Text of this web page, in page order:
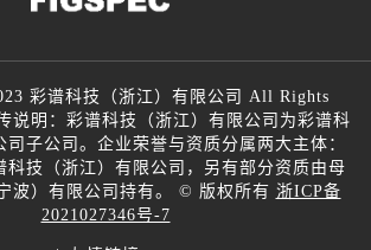
彩谱科技（浙江）有限公司 All Rights
说明：彩谱科技（浙江）有限公司为彩谱科
子公司。企业荣誉与资质分属两大主体：
科技（浙江）有限公司，另有部分资质由母
波）有限公司持有。 ©️ 版权所有 浙ICP备
2021027346号-7